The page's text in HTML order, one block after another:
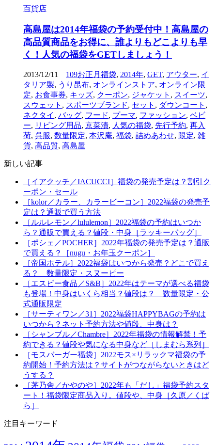
百貨店
高島屋は2014年福袋の予約受付中！高島屋の
高品質商品をお得に、誰よりもどこよりも早
く！人気の福袋をGETしましょう！
2013/12/11 109お正月福袋, 2014年, GET, アウター, イ
タリア製, うり昆布, オンラインストア, オンライン限
定, お食事券, キッズ, クーポン, ジャケット , スイーツ,
スウェット , スポーツブランド, セット , ダウンコート ,
ネクタイ , バッグ, フード, プーマ, ファッション, ベビ
ー, リビング用品, 京菜漬, 人気の福袋, 先行予約, 再入
荷, 呉服, 数量限定, 本沢庵, 福袋, 詰めあわせ, 限定, 雑
貨, 高品質, 高島屋
新しい記事
［イアクッチ／IACUCCI］福袋の発売予定は？割引ク
ーポン・セール
［kolor／カラー、カラービーコン］2022福袋の発売予
定は？通販で買う方法
［ルルレモン／lululemon］2022福袋の予約はいつか
ら？通販で買える？値段・中身［ラッキーバッグ］
［ポシェ／POCHER］2022年福袋の発売予定は？通販
で買える？［nugu・お年玉クーポン］
［帝国ホテル］2022福袋はいつから発売？どこで買え
る？ 数量限定・スヌーピー
［エスビー食品／S&B］2022年はテーマが選べる福袋
も登場！中身はいくら相当？値段は？ 数量限定・公
式通販限定
［サーティワン／31］2022福袋HAPPYBAGの予約は
いつから？ネット予約方法や値段、中身は？
［シャンブル／Chambre］2022年福袋の情報解禁！予
約できる？値段や気になる中身など［しまむら系列］
［モスバーガー福袋］2022モス×リラックマ福袋の予
約開始！予約方法は？サイトがつながらないときはど
うする？
［茅乃舎／かやのや］2022年も「だし」福袋予約スタ
ート！福袋限定商品入り。値段や、中身［久原／くば
ら］
注目キーワード